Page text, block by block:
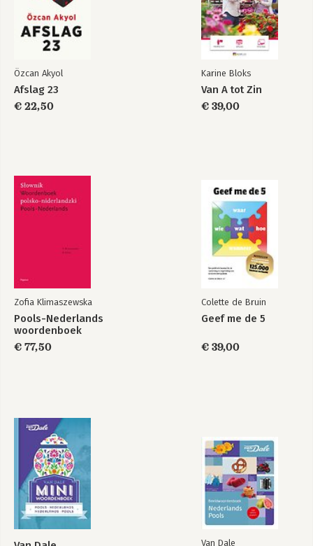
Özcan Akyol
Afslag 23
€ 22,50
Karine Bloks
Van A tot Zin
€ 39,00
Zofia Klimaszewska
Pools-Nederlands
woordenboek
€ 77,50
Colette de Bruin
Geef me de 5
€ 39,00
Van Dale